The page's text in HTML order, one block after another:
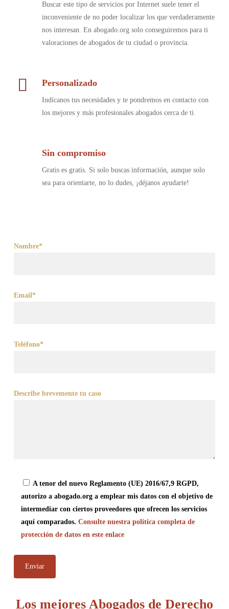
Buscar este tipo de servicios por Internet suele tener el
inconveniente de no poder localizar los que verdaderamente
nos interesan. En abogado.org solo conseguiremos para ti
valoraciones de abogados de tu ciudad o provincia.
Personalizado
Indícanos tus necesidades y te pondremos en contacto con
los mejores y más profesionales abogados cerca de ti.
Sin compromiso
Gratis es gratis. Si solo buscas información, aunque solo
sea para orientarte, no lo dudes, ¡déjanos ayudarte!
Nombre*
Email*
Teléfono*
Describe brevemente tu caso
A tenor del nuevo Reglamento (UE) 2016/67,9 RGPD,
autorizo a abogado.org a emplear mis datos con el objetivo de
intermediar con ciertos proveedores que ofrecen los servicios
aquí comparados. Consulte nuestra política completa de
protección de datos en este enlace
Los mejores Abogados de Derecho